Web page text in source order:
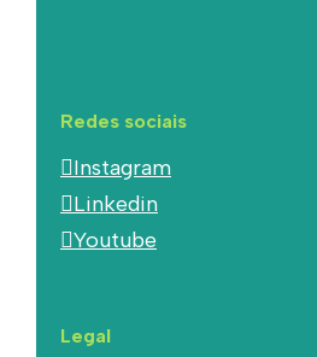
Redes sociais
Instagram
Linkedin
Youtube
Legal